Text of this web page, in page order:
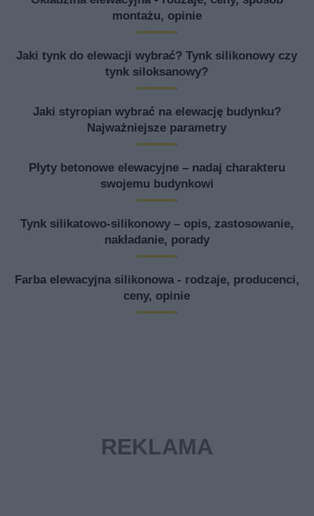
montażu, opinie
Jaki tynk do elewacji wybrać? Tynk silikonowy czy
tynk siloksanowy?
Jaki styropian wybrać na elewację budynku?
Najważniejsze parametry
Płyty betonowe elewacyjne – nadaj charakteru
swojemu budynkowi
Tynk silikatowo-silikonowy – opis, zastosowanie,
nakładanie, porady
Farba elewacyjna silikonowa - rodzaje, producenci,
ceny, opinie